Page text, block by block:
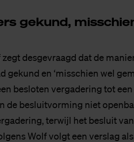
ge­kund,
desgevraagd dat de
gekund en ‘misschien wel
besloten vergadering tot
de besluitvorming niet
terwijl het besluit
Wolf volgt een verslag